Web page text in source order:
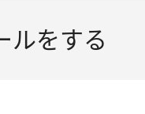
ルをする